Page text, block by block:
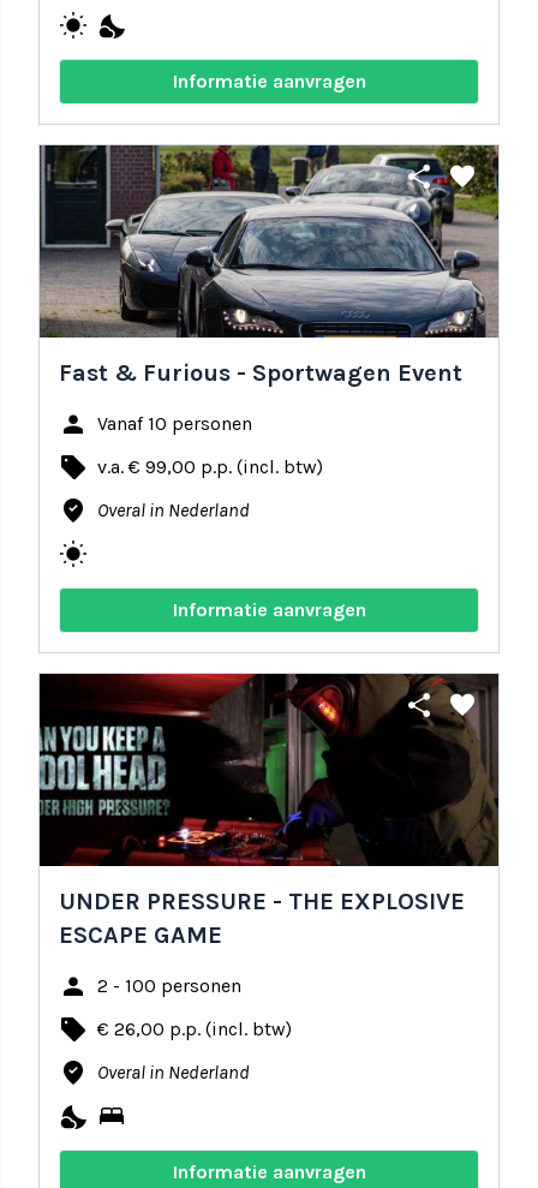
wb_sunny nights_stay
Informatie aanvragen
share favorite
Fast & Furious - Sportwagen Event
person Vanaf 10 personen
local_offer v.a. € 99,00 p.p. (incl. btw)
where_to_vote Overal in Nederland
wb_sunny
Informatie aanvragen
share favorite
UNDER PRESSURE - THE EXPLOSIVE
ESCAPE GAME
person 2 - 100 personen
local_offer € 26,00 p.p. (incl. btw)
where_to_vote Overal in Nederland
nights_stay bed
Informatie aanvragen